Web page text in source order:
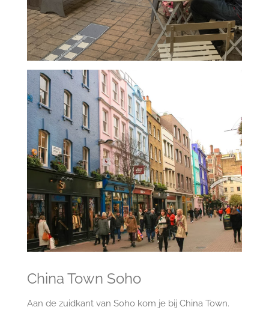
China Town Soho
Aan de zuidkant van Soho kom je bij China Town.